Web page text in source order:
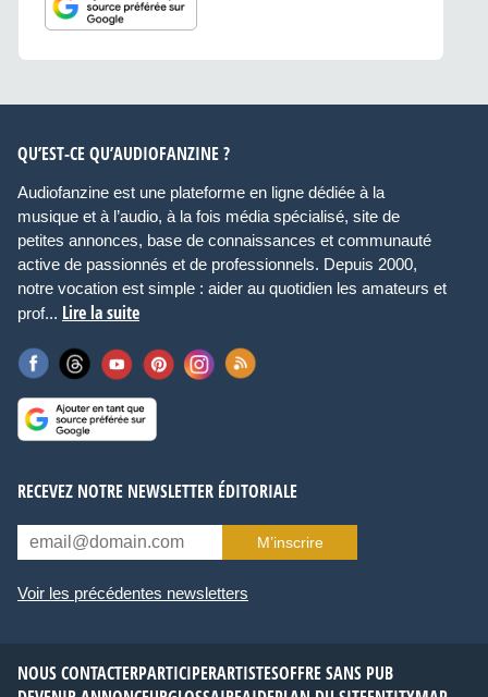
QU’EST-CE QU’AUDIOFANZINE ?
Audiofanzine est une plateforme en ligne dédiée à la
musique et à l’audio, à la fois média spécialisé, site de
petites annonces, base de connaissances et communauté
active de passionnés et de professionnels. Depuis 2000,
notre vocation est simple : aider au quotidien les amateurs et
prof... Lire la suite
RECEVEZ NOTRE NEWSLETTER ÉDITORIALE
M’inscrire
Voir les précédentes newsletters
NOUS CONTACTERPARTICIPERARTISTESOFFRE SANS PUB